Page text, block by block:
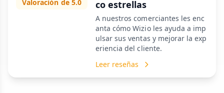
Valoración de 5.0
co estrellas
A nuestros comerciantes les enc
anta cómo Wizio les ayuda a imp
ulsar sus ventas y mejorar la exp
eriencia del cliente.
Leer reseñas